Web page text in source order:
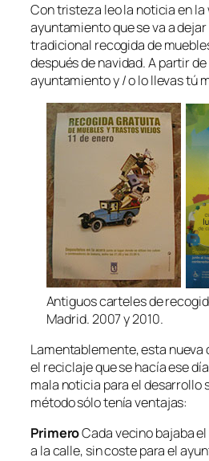
Con tristeza leo la noticia en la
ayuntamiento que se va a
tradicional recogida de
después de navidad. A partir
ayuntamiento y / o lo llevas tú
Antiguos carteles de
Madrid. 2007 y 2010.
Lamentablemente, esta nueva
el reciclaje que se hacía ese
mala noticia para el desarrollo
método sólo tenía ventajas:
PrimeroCada vecino bajaba
a la calle, sin coste para el